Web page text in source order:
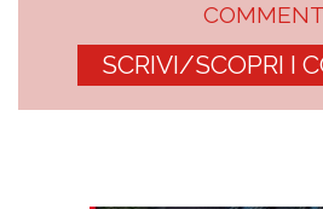
SCRIVI/SCOPRI I